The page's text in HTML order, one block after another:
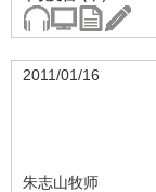
2011/01/16
朱志山牧师